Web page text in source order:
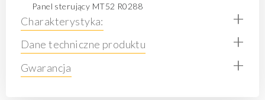
Panel sterujący MT52 R0288
Charakterystyka: +
Dane techniczne produktu +
Gwarancja +